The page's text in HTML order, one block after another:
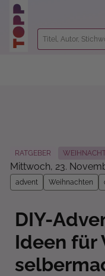
springen
RATGEBER
Mittwoch, 23.
advent Weihnachten
DIY-
Ideen für